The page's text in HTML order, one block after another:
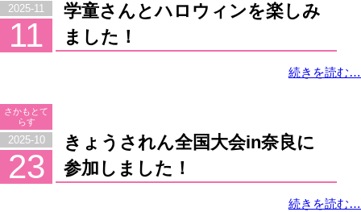
2025-11
11
学童さんとハロウィンを楽しみ
ました！
続きを読む…
さかもとて
らす
2025-10
23
きょうされん全国大会in奈良に
参加しました！
続きを読む…